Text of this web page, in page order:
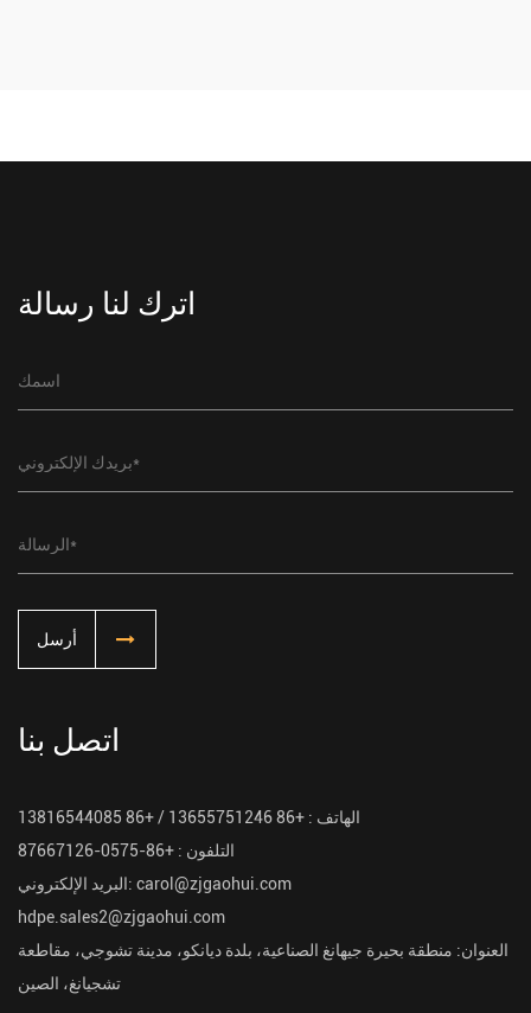
اترك لنا رسالة
أرسل
اتصل بنا
الهاتف : +86 13655751246 / +86 13816544085
التلفون : +86-0575-87667126
البريد الإلكتروني: carol@zjgaohui.com
hdpe.sales2@zjgaohui.com
العنوان: منطقة بحيرة جيهانغ الصناعية، بلدة ديانكو، مدينة تشوجي، مقاطعة
تشجيانغ، الصين